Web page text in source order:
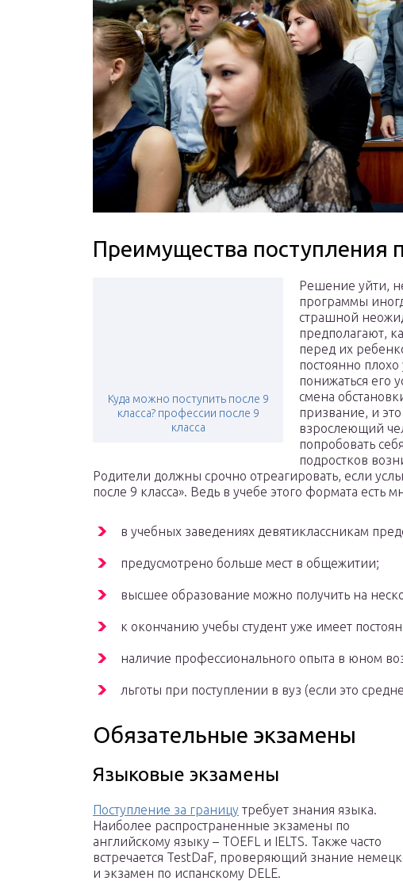
Преимущества поступления
Куда можно поступить после 9
класса? профессии после 9
класса
Решение уйти,
программы
страшной
предполагают,
перед их
постоянно плохо
понижаться его
смена
призвание, и
взрослеющий
попробовать
подростков
Родители должны срочно отреагировать, если
после 9 класса». Ведь в учебе этого формата есть
в учебных заведениях девятиклассникам
предусмотрено больше мест в общежитии;
высшее образование можно получить на
к окончанию учебы студент уже имеет
наличие профессионального опыта в юном
льготы при поступлении в вуз (если это
Обязательные экзамены
Языковые экзамены
Поступление за границу требует знания языка.
Наиболее распространенные экзамены по
английскому языку – TOEFL и IELTS. Также часто
встречается TestDaF, проверяющий знание
и экзамен по испанскому DELE.